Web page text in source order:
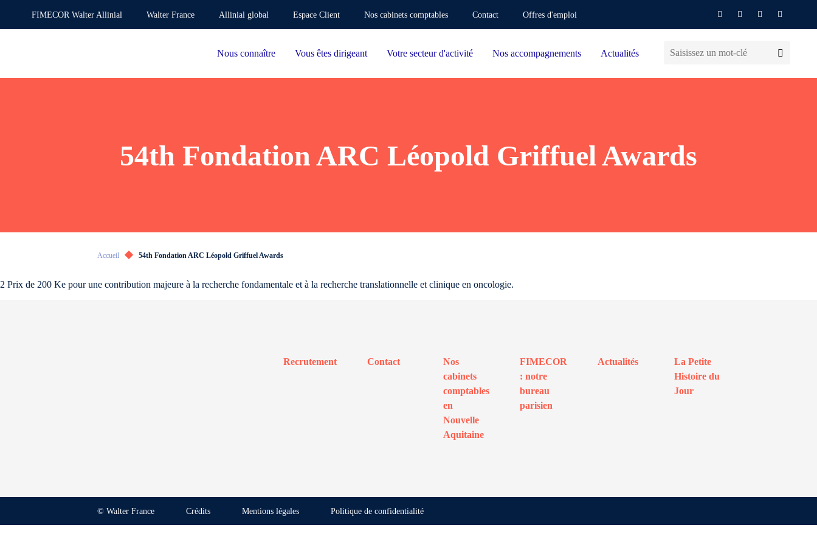
FIMECOR Walter Allinial Walter France Allinial global Espace Client Nos cabinets comptables Contact Offres d'emploi
Nous connaître Vous êtes dirigeant Votre secteur d'activité Nos accompagnements Actualités
54th Fondation ARC Léopold Griffuel Awards
Accueil 54th Fondation ARC Léopold Griffuel Awards
2 Prix de 200 Ke pour une contribution majeure à la recherche fondamentale et à la recherche translationnelle et clinique en oncologie.
Recrutement Contact
Nos
cabinets
comptables
en
Nouvelle
Aquitaine
FIMECOR
: notre
bureau
parisien
Actualités
La Petite
Histoire du
Jour
© Walter France Crédits Mentions légales Politique de confidentialité